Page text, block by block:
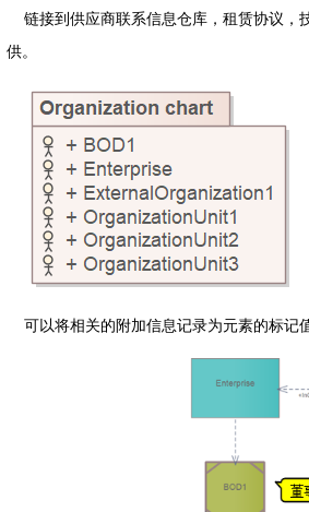
链接到供应商联系信息仓库，租赁协议，
供。
可以将相关的附加信息记录为元素的标记